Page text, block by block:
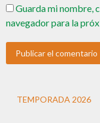
Guarda mi nombre,
navegador para la
TEMPORADA 2026